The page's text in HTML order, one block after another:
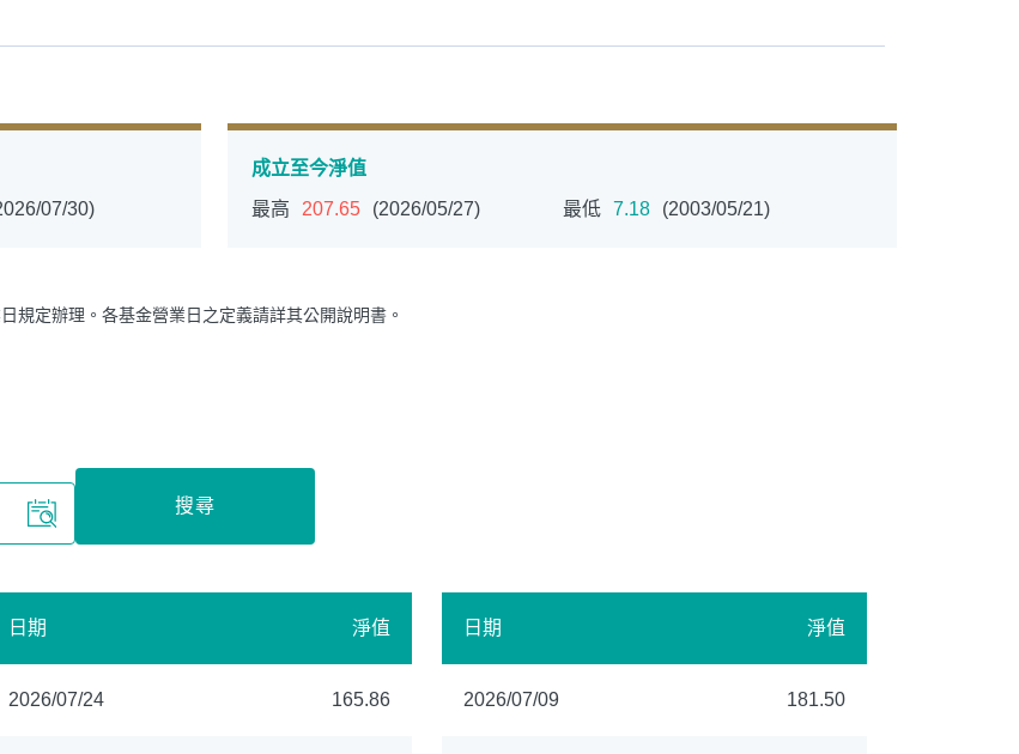
品牌 0%手續費 基金申購 策略成長
07/30)
成立至今淨值
最高
207.65 (2026/05/27) 最低 7.18 (2003/05/21)
規定辦理。各基金營業日之定義請詳其公開說明書。
搜尋
日期 淨值
2026/07/24 165.86
日期 淨值
2026/07/09 181.50